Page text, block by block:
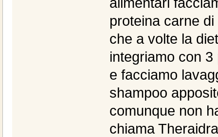
proteina carne
che a volte la
integriamo con
e facciamo
shampoo
comunque non
chiama